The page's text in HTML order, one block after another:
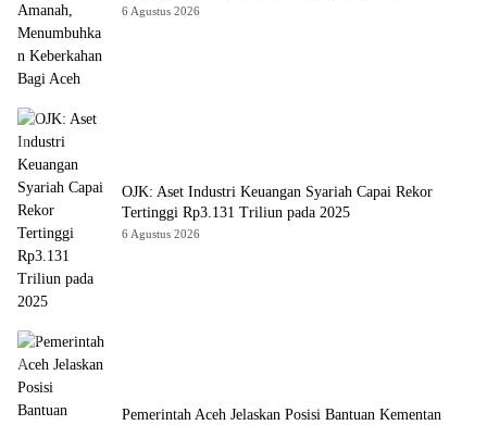
6 Agustus 2026
OJK: Aset Industri Keuangan Syariah Capai Rekor
Tertinggi Rp3.131 Triliun pada 2025
6 Agustus 2026
Pemerintah Aceh Jelaskan Posisi Bantuan Kementan